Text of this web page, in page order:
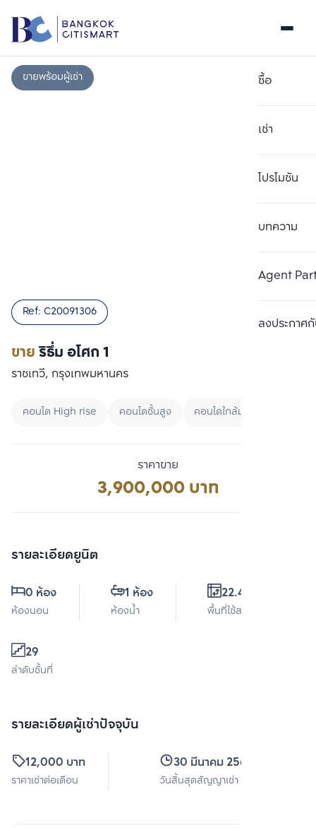
ซื้อ
เช่า
โปรโมชัน
บทความ
Agent
ลงประกาศกั
ขายพร้อมผู้เช่า
ขายริธึ่ม อโศก 1
Ref: C20091306
ราชเทวี, กรุงเทพมหานคร
คอนโด High rise คอนโดชั้นสูง คอนโดใกล้มหาลัย
ราคาขาย
3,900,000 บาท
รายละเอียดยูนิต
0 ห้อง
ห้องนอน
1 ห้อง
ห้องน้ำ
22.43 ตร.ม.
พื้นที่ใช้สอย
29
ลำดับชั้นที่
รายละเอียดผู้เช่าปัจจุบัน
12,000 บาท
ราคาเช่าต่อเดือน
30 มีนาคม 2569
วันสิ้นสุดสัญญาเช่า
เปรียบเทียบ